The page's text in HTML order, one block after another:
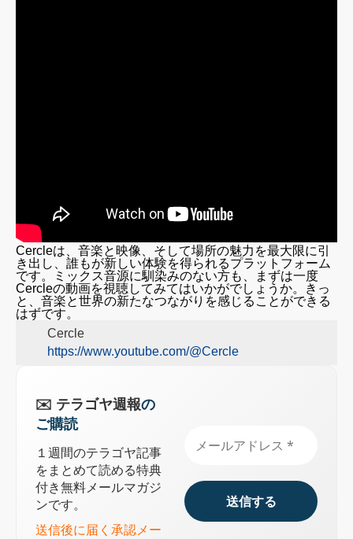
Cercleは、音楽と映像、そして場所の魅力を最大限に引
き出し、誰もが新しい体験を得られるプラットフォーム
です。ミックス音源に馴染みのない方も、まずは一度
Cercleの動画を視聴してみてはいかがでしょうか。きっ
と、音楽と世界の新たなつながりを感じることができる
はずです。
Cercle
https://www.youtube.com/@Cercle
✉️ テラゴヤ週報の
ご購読
１週間のテラゴヤ記事
をまとめて読める特典
付き無料メールマガジ
ンです。
送信後に届く承認メー